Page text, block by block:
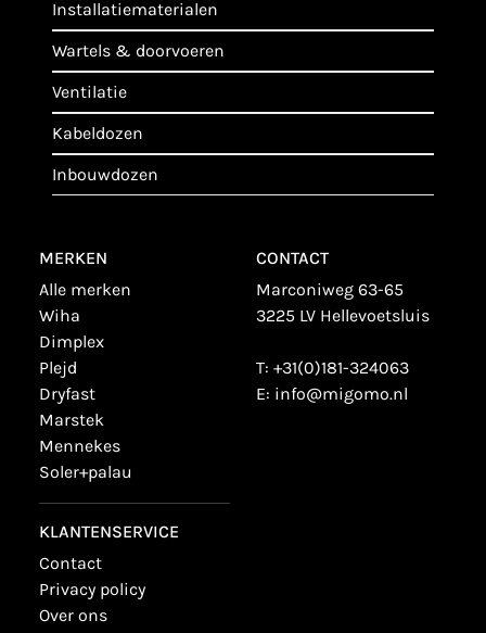
installatiematerialen
wartels & doorvoeren
ventilatie
kabeldozen
inbouwdozen
MERKEN
alle merken
wiha
dimplex
plejd
dryfast
marstek
mennekes
soler+palau
KLANTENSERVICE
contact
privacy policy
over ons
CONTACT
Marconiweg 63-65
3225 LV Hellevoetsluis
T: +31(0)181-324063
E: info@migomo.nl